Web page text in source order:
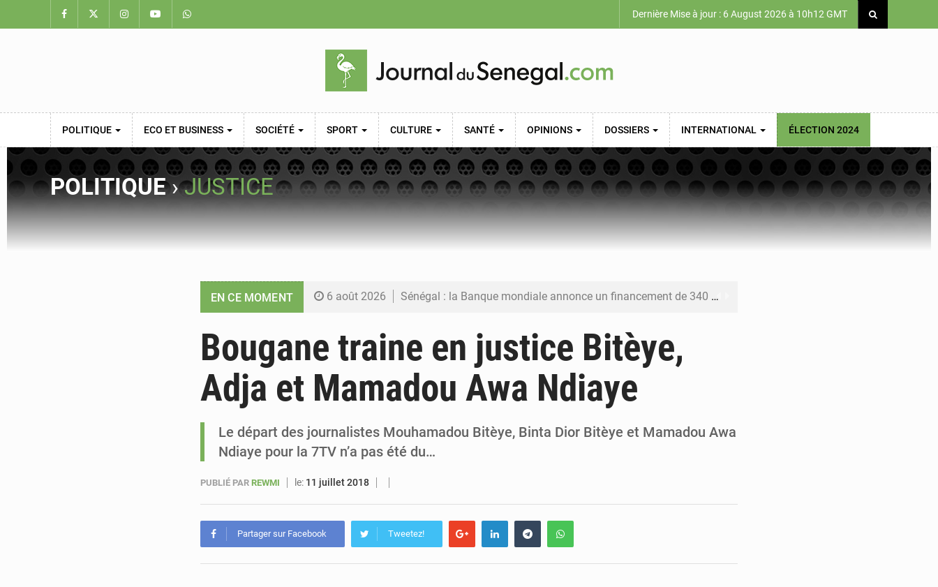
Dernière Mise à jour : 6 August 2026 à 10h12 GMT
POLITIQUE ECO ET BUSINESS SOCIÉTÉ SPORT CULTURE SANTÉ OPINIONS DOSSIERS INTERNATIONAL ÉLECTION 2024
POLITIQUE›JUSTICE
EN CE MOMENT 6 août 2026 Sénégal : la Banque mondiale annonce un financement de 340 milliards FCFA pour soutenir les priorités de la Vision Sénégal 2050
5 août 2026 Sénégal : les subventions à l’énergie bondissent à 729 milliards FCFA pour contenir les prix des carburants et de l’électricité
5 août 2026 Sénégal : le niveau du fleuve Sénégal poursuit sa montée à Podor, les autorités appellent à la vigilance
Bougane traine en justice Bitèye,
Adja et Mamadou Awa Ndiaye
Le départ des journalistes Mouhamadou Bitèye, Binta Dior Bitèye et Mamadou Awa
Ndiaye pour la 7TV n’a pas été du…
PUBLIÉ PAR REWMI le: 11 juillet 2018
Partager sur Facebook Tweetez!